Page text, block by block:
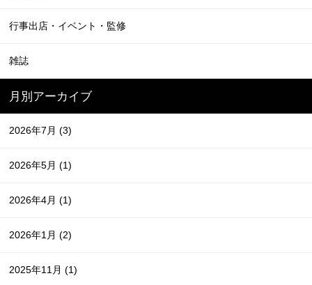
行事出店・イベント・監修
雑誌
月別アーカイブ
2026年7月(3)
2026年5月(1)
2026年4月(1)
2026年1月(2)
2025年11月(1)